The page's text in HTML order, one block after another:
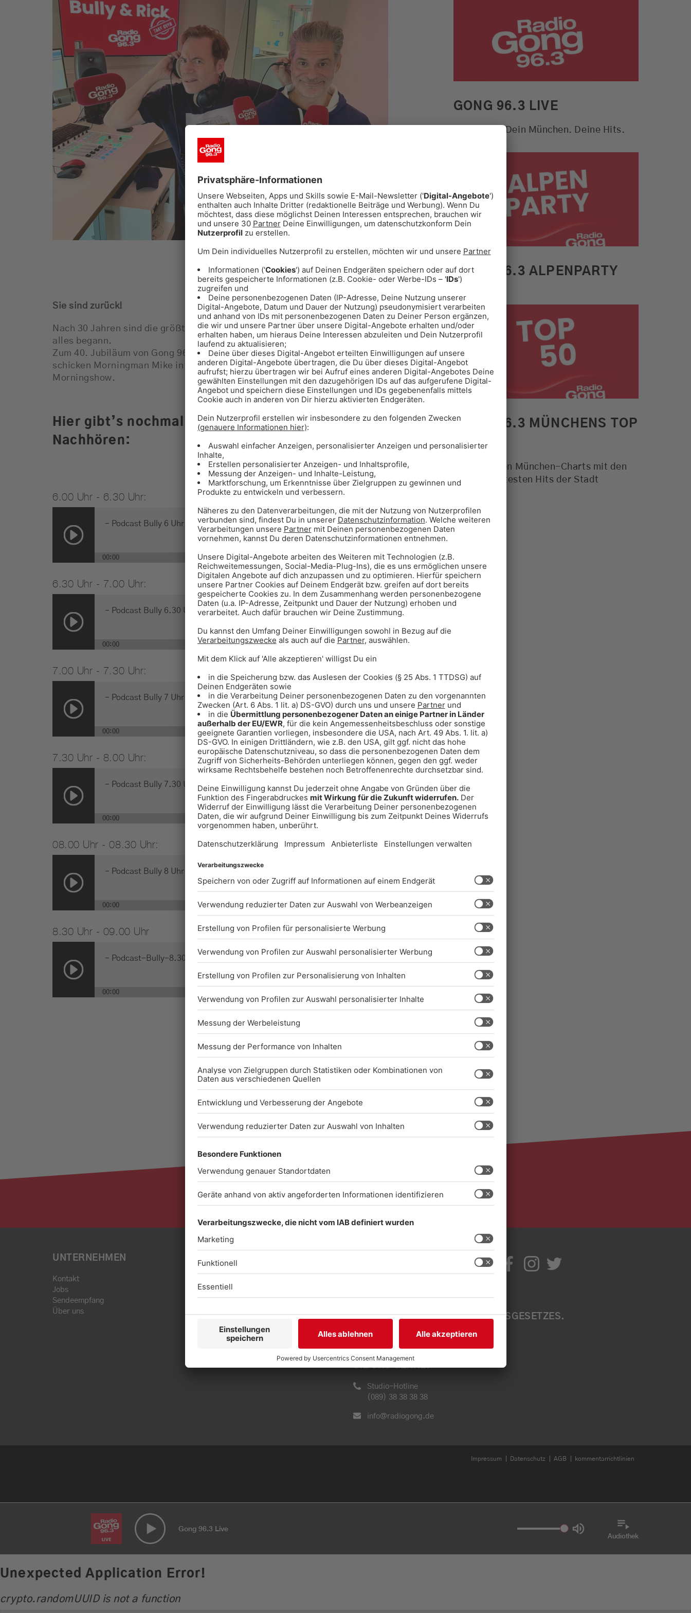
Team
Alle Aktionen. Der Verkehr und
das Wetter für München und viele
weitere Funktionen
Sie sind zurück!
Nach 30 Jahren sind die größten Entertainer Deutschlands wieder dort, wo
alles begann.
Zum 40. Jubiläum von Gong 96.3 stehen Bully und Rick wieder im Studio,
schicken Morningman Mike in den Urlaub und übernehmen einmalig die
Morningshow.
Hier gibt’s nochmal die ganze Show zum
Nachhören:
6.00 Uhr - 6.30 Uhr:
- Podcast Bully 6 Uhr
00:00 16:25
6.30 Uhr - 7.00 Uhr:
- Podcast Bully 6.30 Uhr
00:00 15:54
7.00 Uhr - 7.30 Uhr:
- Podcast Bully 7 Uhr
00:00 15:26
7.30 Uhr - 8.00 Uhr:
- Podcast Bully 7.30 Uhr
00:00 15:07
08.00 Uhr - 08.30 Uhr:
- Podcast Bully 8 Uhr
00:00 15:25
8.30 Uhr - 09.00 Uhr
- Podcast-Bully-8.30 Uhr
00:00
GONG 96.3 LIVE
Gong 963 - Dein München. Deine Hits.
GONG 96.3 ALPENPARTY
GONG 96.3 MÜNCHENS TOP
50
Die aktuellen München-Charts mit den
50 angesagtesten Hits der Stadt
UNTERNEHMEN
Kontakt
Jobs
Sendeempfang
Über uns
GESTALTEN - GEMÄSS DEN A
ARRIEREFREIHEITSSTÄRKUNGSGESETZES. W
TOSSEN ODER UN
TERSTÜTZUNG BE
NÖTIGEN, KONTAKTIEREN SI
E UNS GERNE.
Studio-Hotline
(089) 38 38 38 38
info@radiogong.de
Impressum Datenschutz AGB kommentarrichtlinien
Gong 96.3 Live
Audiothek
Unexpected Application Error!
crypto.randomUUID is not a function